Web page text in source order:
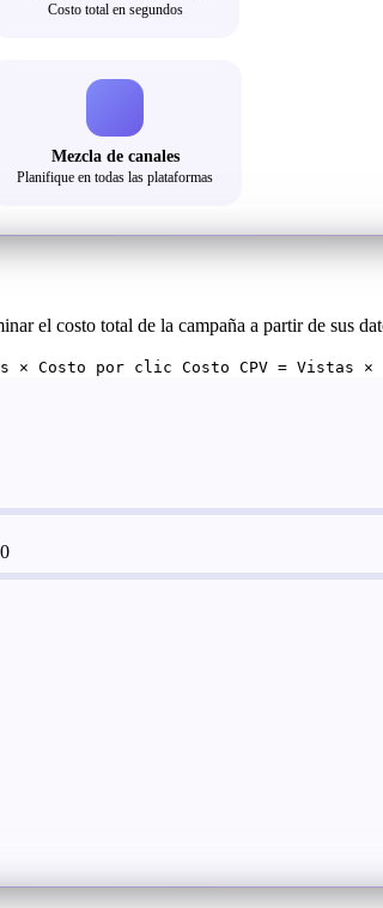
Costo total en segundos
Mezcla de canales
Planifique en todas las plataformas
el costo total de la campaña a partir de sus
× Costo por clic Costo CPV = Vistas